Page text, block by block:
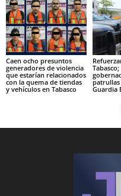
Caen ocho presuntos
generadores de violencia
que estarían relacionados
con la quema de tiendas
y vehículos en Tabasco
patrullas
Guardia